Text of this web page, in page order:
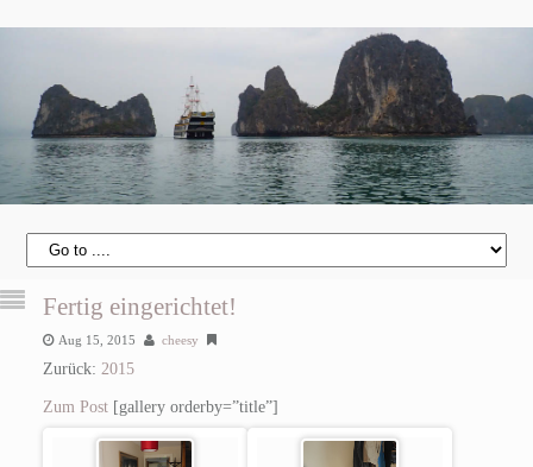
Fertig eingerichtet!
Aug 15, 2015 cheesy
Zurück: 2015
Zum Post[gallery orderby=”title”]